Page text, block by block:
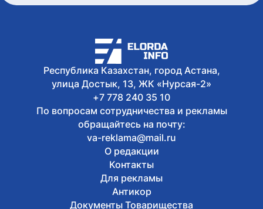
Сегодня, 17:05
Казахстанские гольфисты завоевали
17 медалей на международном
турнире в Алматы
Республика Казахстан, город Астана,
улица Достык, 13, ЖК «Нурсая-2»
+7 778 240 35 10
По вопросам сотрудничества и рекламы
обращайтесь на почту:
va-reklama@mail.ru
О редакции
Контакты
Для рекламы
Антикор
Документы Товарищества